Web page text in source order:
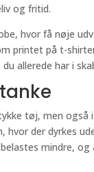
og fritid.
hvor få nøje
printet på t-
allerede har i
tøj, men også
hvor der dyrkes
mindre,